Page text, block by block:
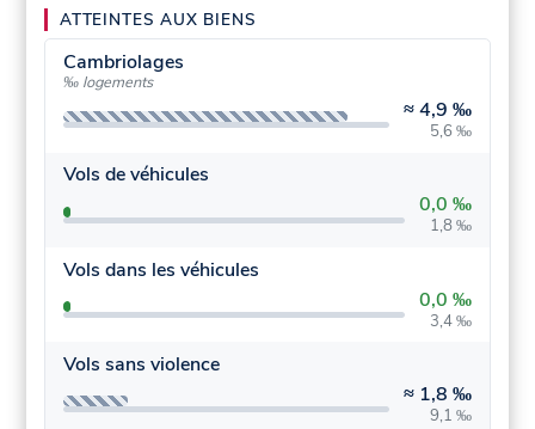
ATTEINTES AUX BIENS
Cambriolages
‰ logements
≈4,9 ‰
5,6 ‰
Vols de véhicules
0,0 ‰
1,8 ‰
Vols dans les véhicules
0,0 ‰
3,4 ‰
Vols sans violence
≈ 1,8 ‰
9,1 ‰